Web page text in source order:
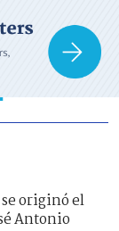
originó el
Antonio